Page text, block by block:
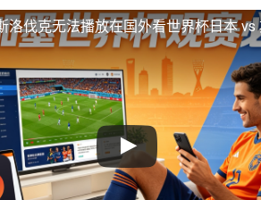
洛伐克无法播放在国外看世界杯日本